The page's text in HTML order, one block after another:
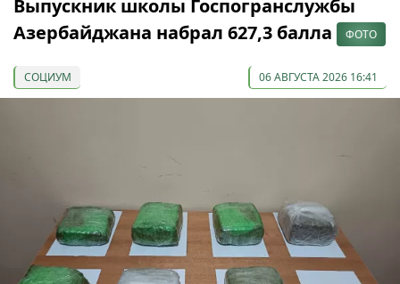
Выпускник школы Госпогранслужбы
Азербайджана набрал 627,3 балла
ФОТО
СОЦИУМ 06 АВГУСТА 2026 16:41